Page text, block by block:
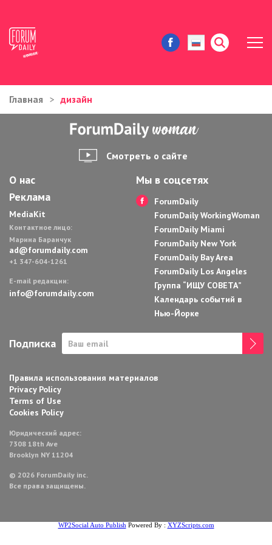
ЖИЗНЬ И ИСТОРИИ
ИММИГРАЦИЯ В США
АВТОРСКИЕ КОЛОНКИ
ЗДОРОВЬЕ И КРАСОТА
ДОМ И ЕДА
Главная дизайн
Смотреть о сайте
О нас
Реклама
MediaKit
Контактное лицо:
Марина Баранчук
ad@forumdaily.com
+1 347-604-1261
E-mail редакции:
info@forumdaily.com
Мы в соцсетях
ForumDaily
ForumDaily WorkingWoman
ForumDaily Miami
ForumDaily New York
ForumDaily Bay Area
ForumDaily Los Angeles
Группа “ИЩУ СОВЕТА”
Календарь событий в
Нью-Йорке
Подписка
Правила использования материалов
Privacy Policy
Terms of Use
Cookies Policy
Юридический адрес:
7308 18th Ave
Brooklyn NY 11204
© 2026 ForumDaily inc.
Все права защищены.
WP2Social Auto Publish Powered By : XYZScripts.com